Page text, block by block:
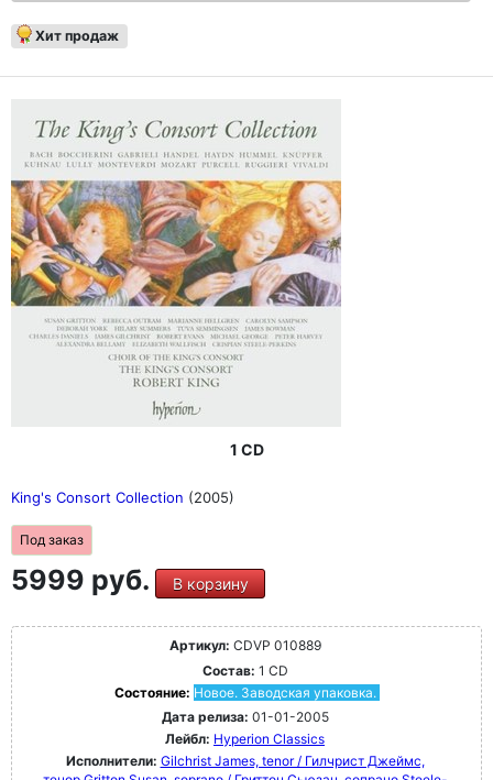
Хит продаж
1 CD
King's Consort Collection (2005)
Под заказ
5999 руб. В корзину
Артикул: CDVP 010889
Состав: 1 CD
Состояние: Новое. Заводская упаковка.
Дата релиза: 01-01-2005
Лейбл: Hyperion Classics
Исполнители: Gilchrist James, tenor / Гилчрист Джеймс,